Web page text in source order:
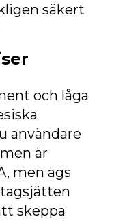
säkert
och låga
användare
är
men ägs
skeppa